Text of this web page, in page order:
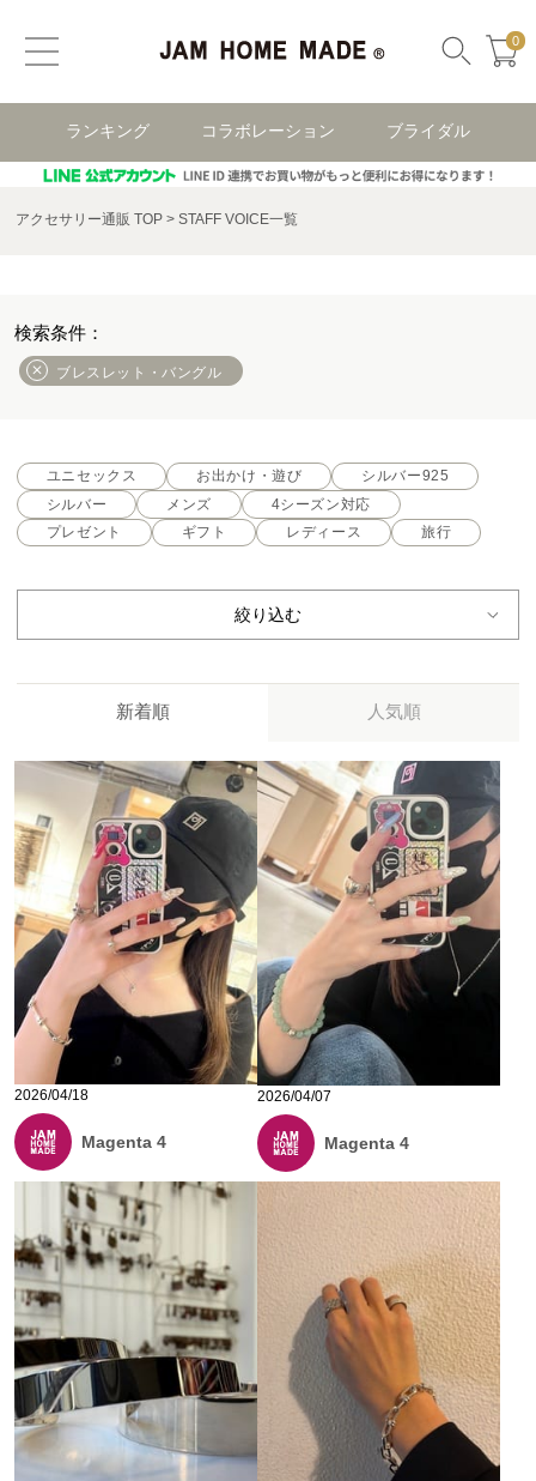
0
ランキング コラボレーション ブライダル
アクセサリー通販 TOP STAFF VOICE一覧
ブレスレット・バングル
ユニセックス お出かけ・遊び
シルバー925
シルバー
メンズ
4シーズン対応
プレゼント
ギフト レディース 旅行
絞り込む
新着順 人気順
2026/04/18
Magenta 4
2026/04/07
Magenta 4